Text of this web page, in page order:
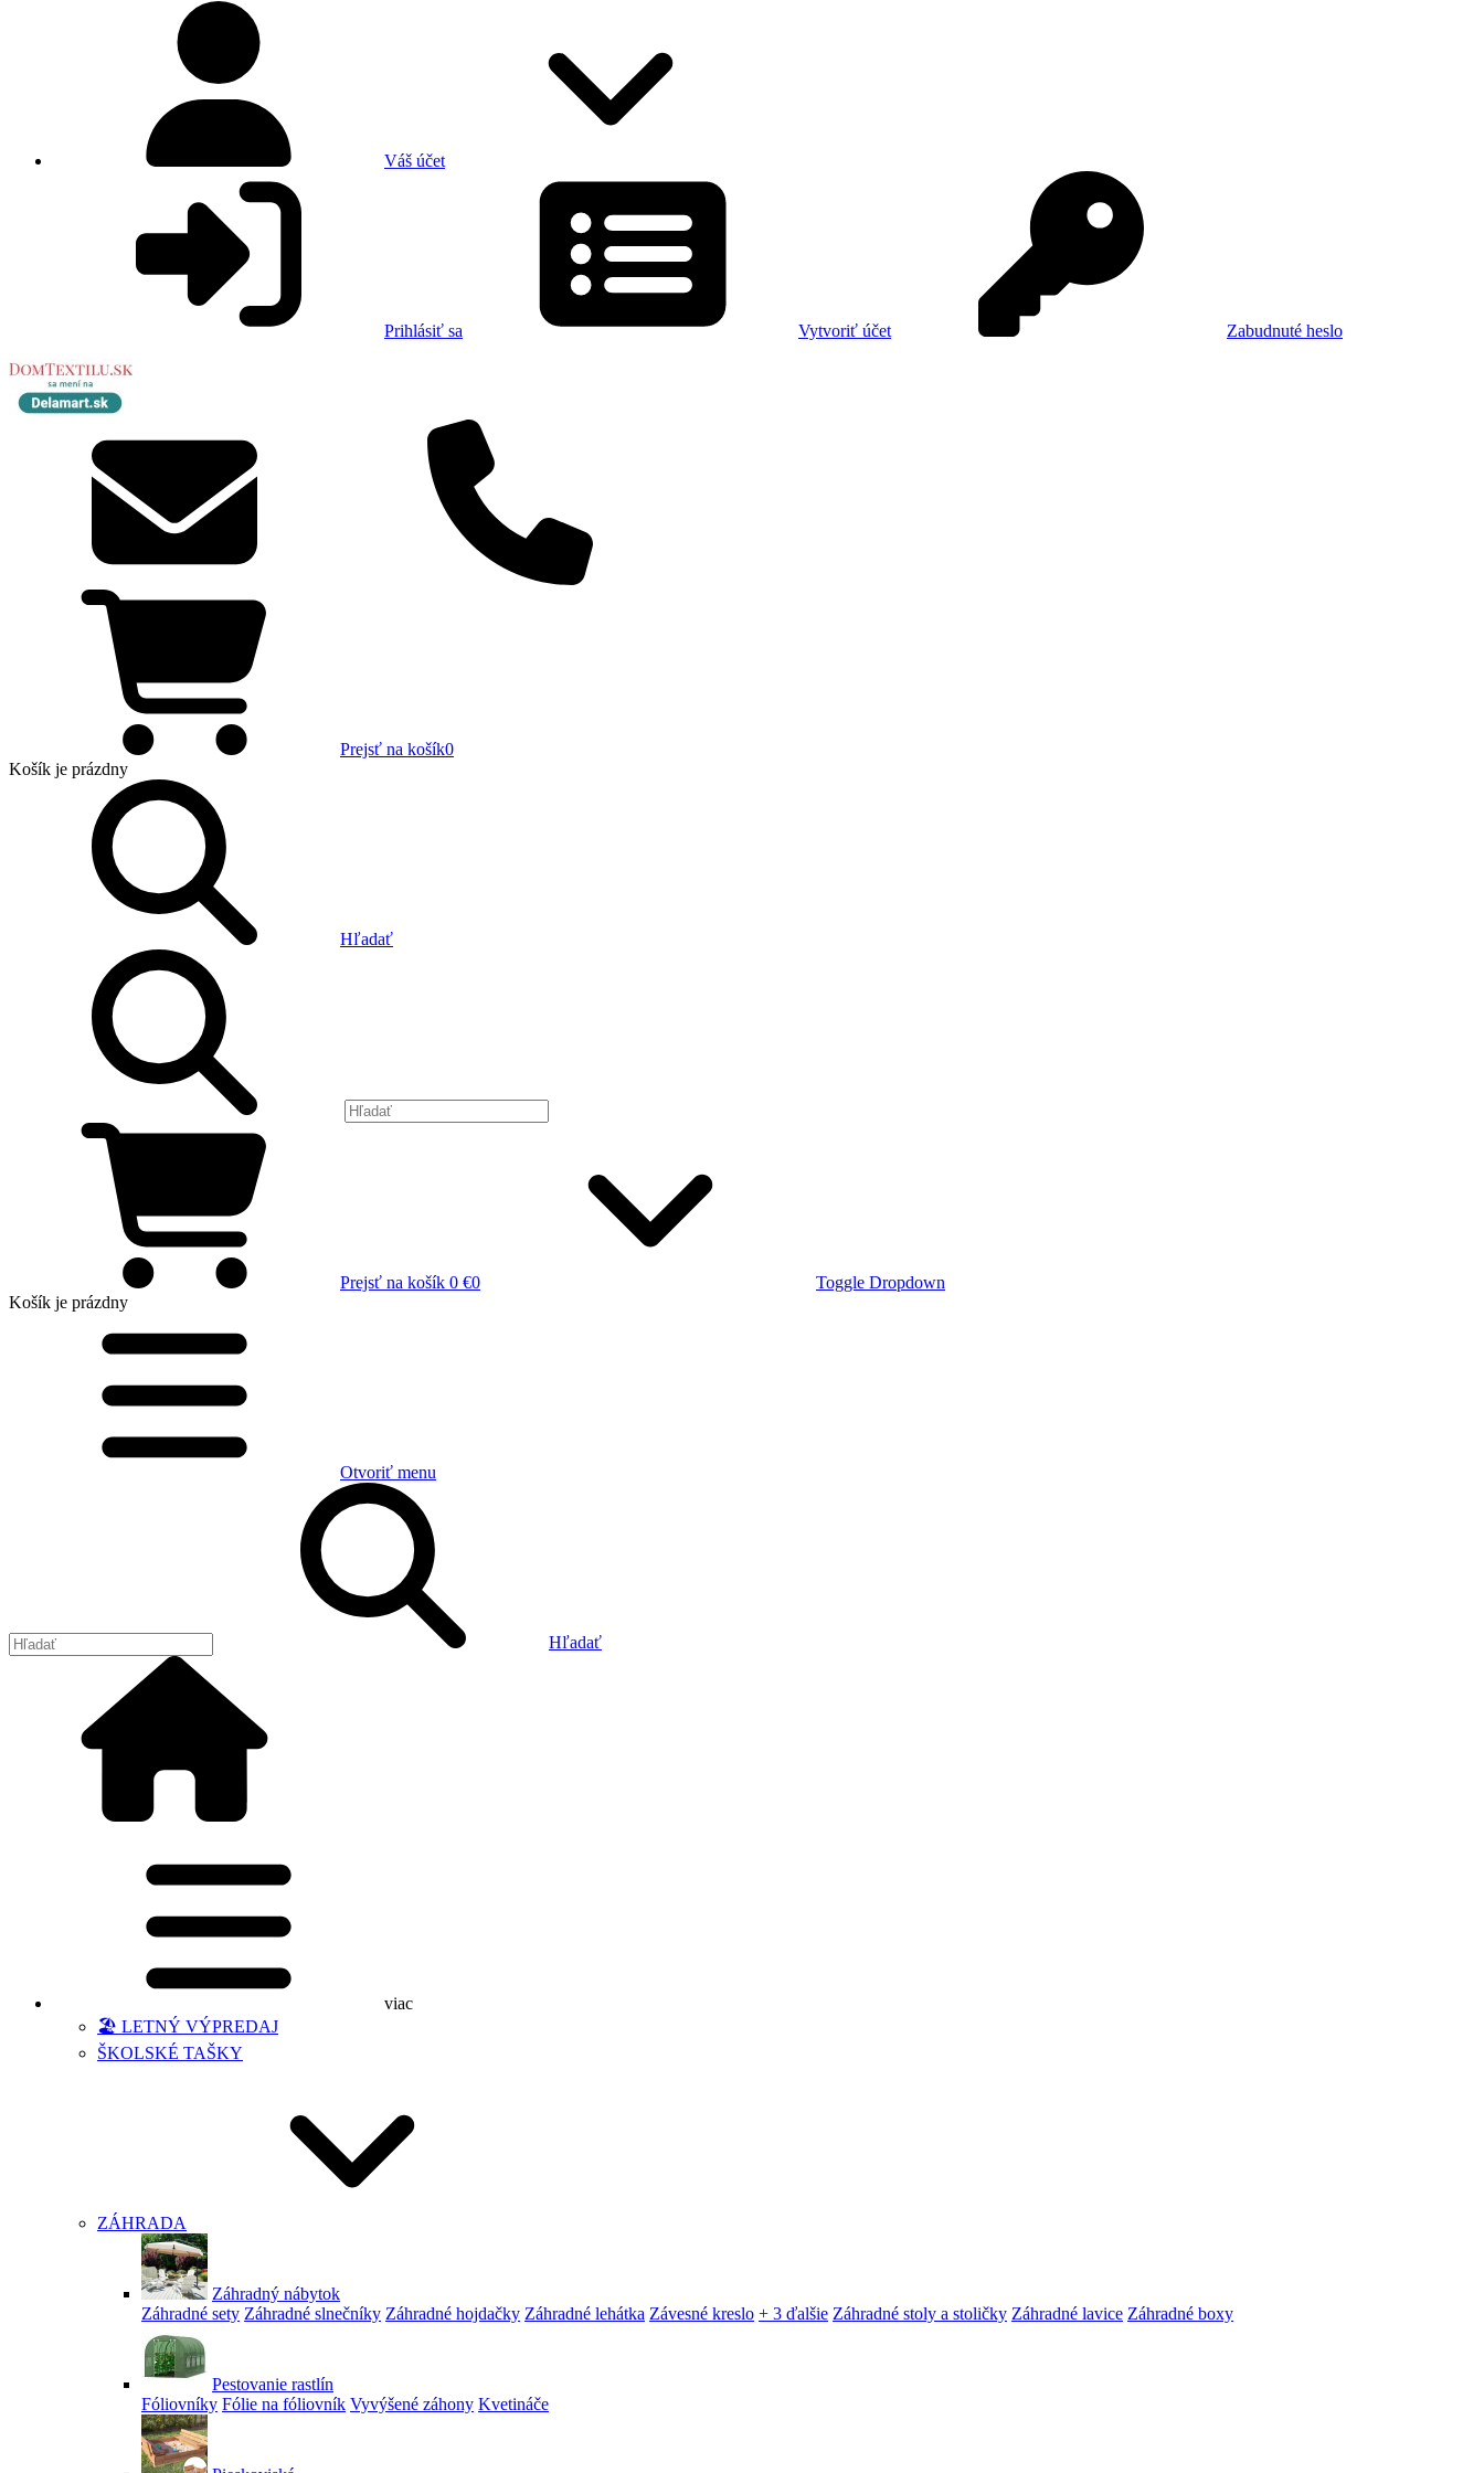
Váš účet
Prihlásiť sa Vytvoriť účet Zabudnuté heslo
Prejsť na košík0
Košík je prázdny
Hľadať
Prejsť na košík 0 €0
Toggle Dropdown
Košík je prázdny
Otvoriť menu
Hľadať
viac
🏖️ LETNÝ VÝPREDAJ
ŠKOLSKÉ TAŠKY
ZÁHRADA
Záhradný nábytok
Záhradné sety Záhradné slnečníky Záhradné hojdačky Záhradné lehátka Závesné kreslo + 3 ďalšie Záhradné stoly a stoličky Záhradné lavice Záhradné boxy
Pestovanie rastlín
Fóliovníky Fólie na fóliovník Vyvýšené záhony Kvetináče